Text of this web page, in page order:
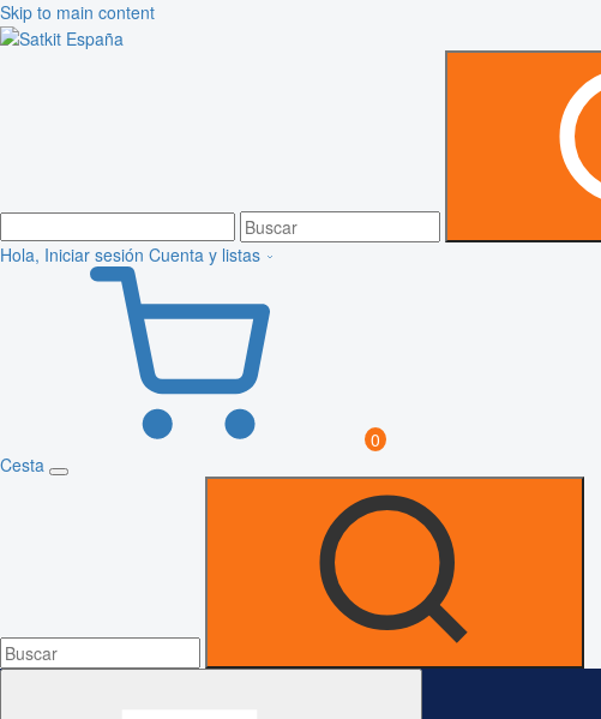
Skip to main content
Hola, Iniciar sesión Cuenta y listas
0
Cesta